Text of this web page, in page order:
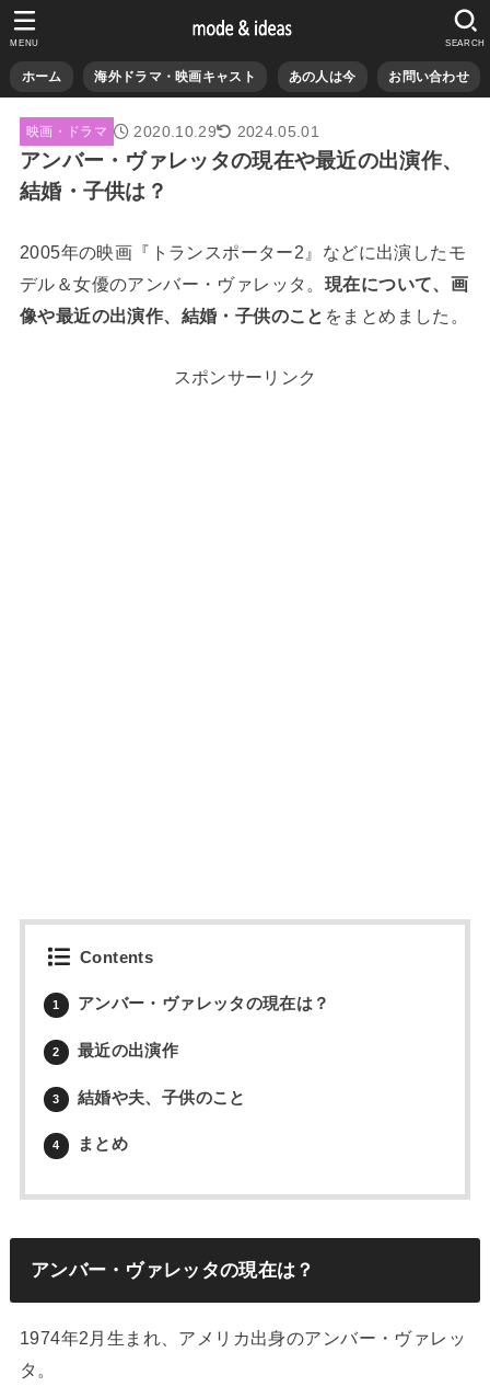
ホーム 海外ドラマ・映画キャスト あの人は今 お問い合わせ
SEARCH
MENU
映画・ドラマ 2020.10.29 2024.05.01
アンバー・ヴァレッタの現在や最近の出演作、
結婚・子供は？
2005年の映画『トランスポーター2』などに出演したモ
デル＆女優のアンバー・ヴァレッタ。 現在について、画
像や最近の出演作、結婚・子供のこと をまとめました。
スポンサーリンク
Contents
1 アンバー・ヴァレッタの現在は？
2 最近の出演作
3 結婚や夫、子供のこと
4 まとめ
アンバー・ヴァレッタの現在は？
1974年2月生まれ、アメリカ出身のアンバー・ヴァレッ
タ。